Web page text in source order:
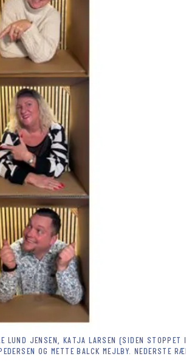
LUND JENSEN, KATJA LARSEN (SIDEN
OG METTE BALCK MEJLBY. NEDERSTE